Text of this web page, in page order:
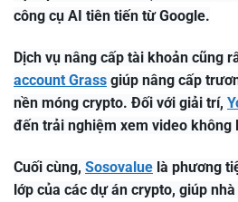
công cụ AI tiên tiến từ Google.
Dịch vụ nâng cấp tài khoản cũng
account Grass giúp nâng cấp
nền móng crypto. Đối với giải trí,
đến trải nghiệm xem video không
Cuối cùng, Sosovalue là phương
lớp của các dự án crypto, giúp